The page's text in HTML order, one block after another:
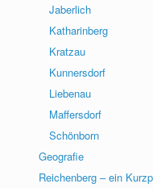
Jaberlich
Katharinberg
Kratzau
Kunnersdorf
Liebenau
Maffersdorf
Schönborn
Geografie
Reichenberg – ein